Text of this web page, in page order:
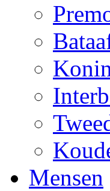
Mensen